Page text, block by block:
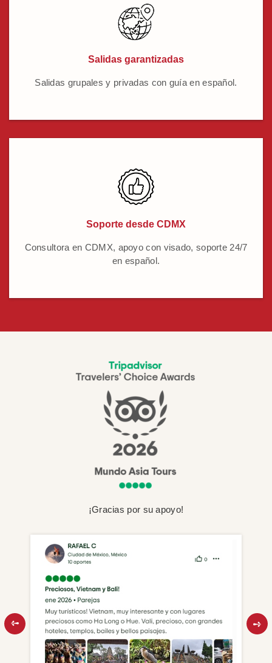
Salidas garantizadas
Salidas grupales y privadas con guía en español.
Soporte desde CDMX
Consultora en CDMX, apoyo con visado, soporte 24/7
en español.
¡Gracias por su apoyo!